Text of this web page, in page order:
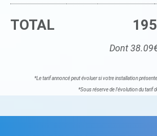
TOTAL
Dont
*Le tarif annoncé peut évoluer si votre installation
*Sous réserve de l'évolution du tarif